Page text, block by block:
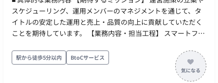
スケジューリング、運用メンバーのマネジメントを通じて、タ
イトルの安定した運用と売上・品質の向上に貢献していただく
ことを期待しています。 【業務内容・担当工程】 スマートフォ
定、運営施策の開発スケジュール管理、および運用メンバーの
マネジメント業務をご担当いただきます。 具体的な担当業務は
以下の通りです。 ・KPI分析ならびに売上計画 / 改善計画に関わ
駅から徒歩5分以内 BtoCサービス